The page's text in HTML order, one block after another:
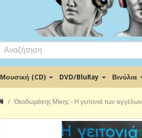
Μουσική (CD) DVD/BluRay Βινύλια
Θεοδωράκης Μίκης - Η γειτονιά των αγγέλων